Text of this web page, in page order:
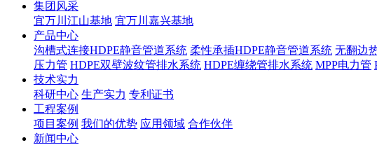
集团风采
宜万川江山基地 宜万川嘉兴基地
产品中心
沟槽式连接HDPE静音管道系统 柔性承插HDPE静音管道系统 无翻边
压力管 HDPE双壁波纹管排水系统 HDPE缠绕管排水系统 MPP电力管
技术实力
科研中心 生产实力 专利证书
工程案例
项目案例 我们的优势 应用领域 合作伙伴
新闻中心